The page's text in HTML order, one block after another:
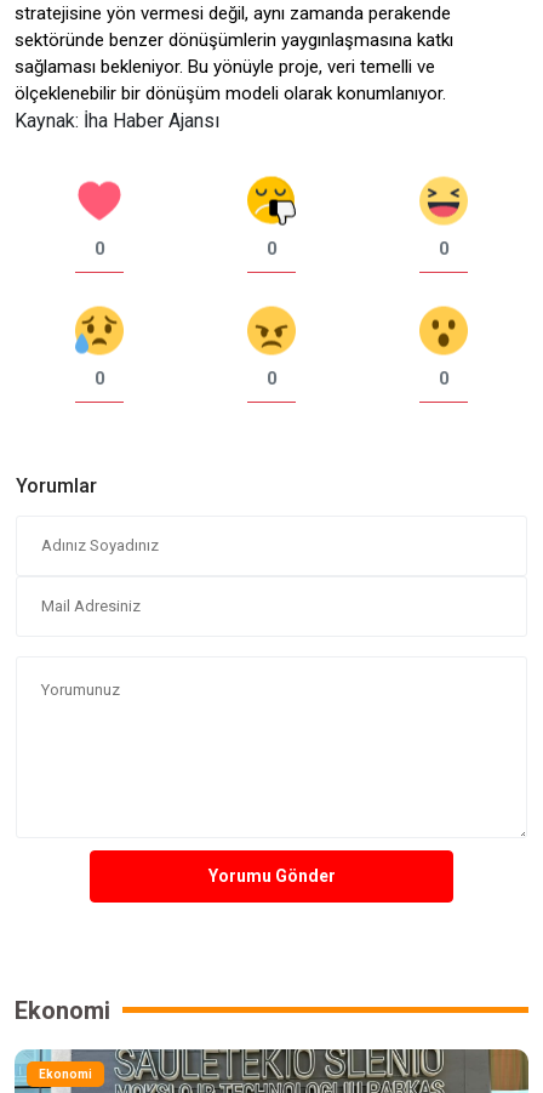
stratejisine yön vermesi değil, aynı zamanda perakende
sektöründe benzer dönüşümlerin yaygınlaşmasına katkı
sağlaması bekleniyor. Bu yönüyle proje, veri temelli ve
ölçeklenebilir bir dönüşüm modeli olarak konumlanıyor.
Kaynak: İha Haber Ajansı
0 0 0
0 0 0
Yorumlar
Yorumu Gönder
Ekonomi
Ekonomi